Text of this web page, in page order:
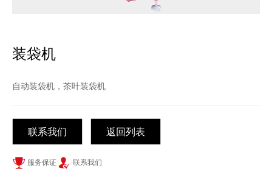
装袋机
自动装袋机，茶叶装袋机
联系我们 返回列表
服务保证 联系我们